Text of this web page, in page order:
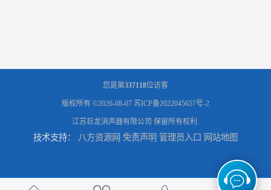
您是第337118位访客
版权所有 ©2026-08-07 苏ICP备2022045657号-2
江苏巨龙消声器有限公司 保留所有权利.
技术支持： 八方资源网 免责声明 管理员入口 网站地图